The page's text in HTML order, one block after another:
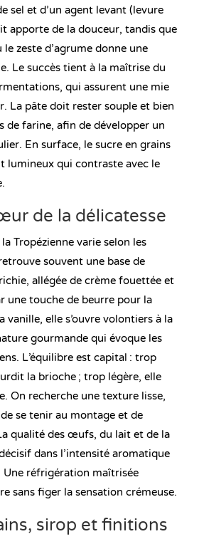
sel et d’un agent levant (levure
apporte de la douceur, tandis que
le zeste d’agrume donne une
Le succès tient à la maîtrise du
qui assurent une mie
La pâte doit rester souple et bien
de farine, afin de développer un
En surface, le sucre en grains
lumineux qui contraste avec le
de la délicatesse
Tropézienne varie selon les
souvent une base de
allégée de crème fouettée et
une touche de beurre pour la
vanille, elle s’ouvre volontiers à la
gourmande qui évoque les
L’équilibre est capital : trop
la brioche ; trop légère, elle
On recherche une texture lisse,
se tenir au montage et de
qualité des œufs, du lait et de la
dans l’intensité aromatique
Une réfrigération maîtrisée
sans figer la sensation crémeuse.
sirop et finitions